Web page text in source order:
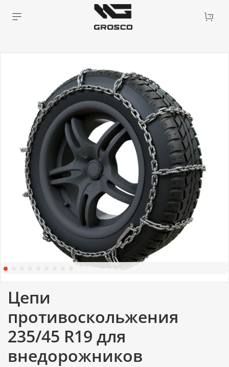
Цепи
противоскольжения
235/45 R19 для
внедорожников